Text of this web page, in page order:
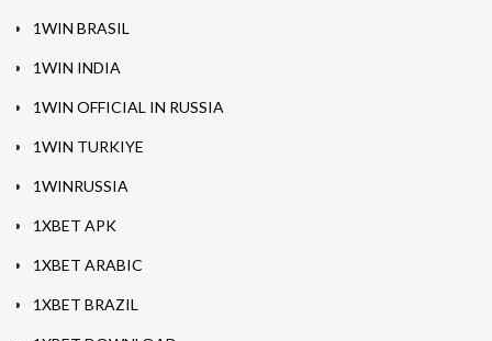
1WIN BRASIL
1WIN INDIA
1WIN OFFICIAL IN RUSSIA
1WIN TURKIYE
1WINRUSSIA
1XBET APK
1XBET ARABIC
1XBET BRAZIL